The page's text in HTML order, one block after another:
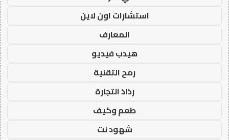
استشارات اون لاين
المعارف
هيدب فيديو
رمح التقنية
رذاذ التجارة
طعم وكيف
شهود نت